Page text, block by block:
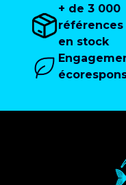
+ de 3 000
références
en stock